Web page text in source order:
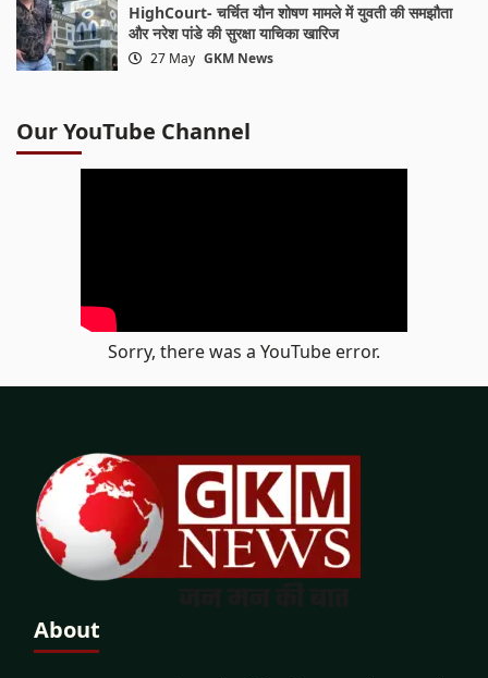
HighCourt- चर्चित यौन शोषण मामले में युवती की समझौता
और नरेश पांडे की सुरक्षा याचिका खारिज
27 May GKM News
Our YouTube Channel
Sorry, there was a YouTube error.
About